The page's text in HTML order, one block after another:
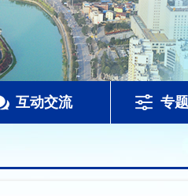
互动交流 专